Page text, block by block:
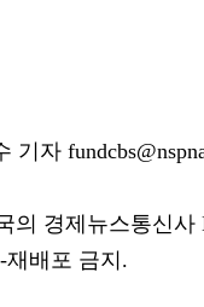
기자
경제뉴스통신사
재배포 금지.